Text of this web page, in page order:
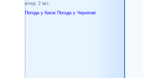
вітер: 2 м/с,
Погода у Києві Погода у Чернігові